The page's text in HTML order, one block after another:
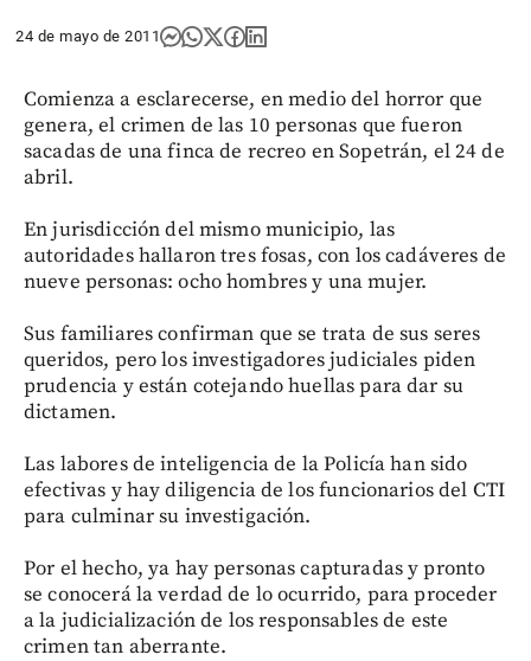
24 de mayo de 2011
Comienza a esclarecerse, en medio del horror que
genera, el crimen de las 10 personas que fueron
sacadas de una finca de recreo en Sopetrán, el 24 de
abril.
En jurisdicción del mismo municipio, las
autoridades hallaron tres fosas, con los cadáveres de
nueve personas: ocho hombres y una mujer.
Sus familiares confirman que se trata de sus seres
queridos, pero los investigadores judiciales piden
prudencia y están cotejando huellas para dar su
dictamen.
Las labores de inteligencia de la Policía han sido
efectivas y hay diligencia de los funcionarios del CTI
para culminar su investigación.
Por el hecho, ya hay personas capturadas y pronto
se conocerá la verdad de lo ocurrido, para proceder
a la judicialización de los responsables de este
crimen tan aberrante.